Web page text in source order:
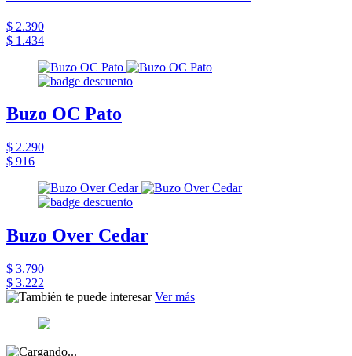
$ 2.390
$ 1.434
Buzo OC Pato
$ 2.290
$ 916
Buzo Over Cedar
$ 3.790
$ 3.222
Ver más